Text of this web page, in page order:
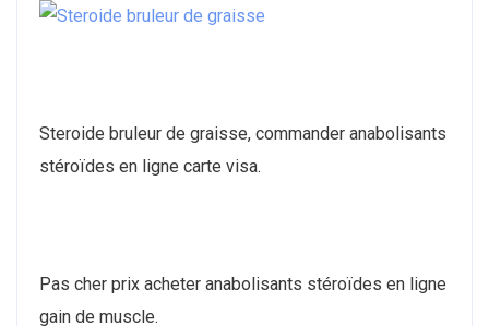
Steroide bruleur de graisse, commander anabolisants
stéroïdes en ligne carte visa.
Pas cher prix acheter anabolisants stéroïdes en ligne
gain de muscle.